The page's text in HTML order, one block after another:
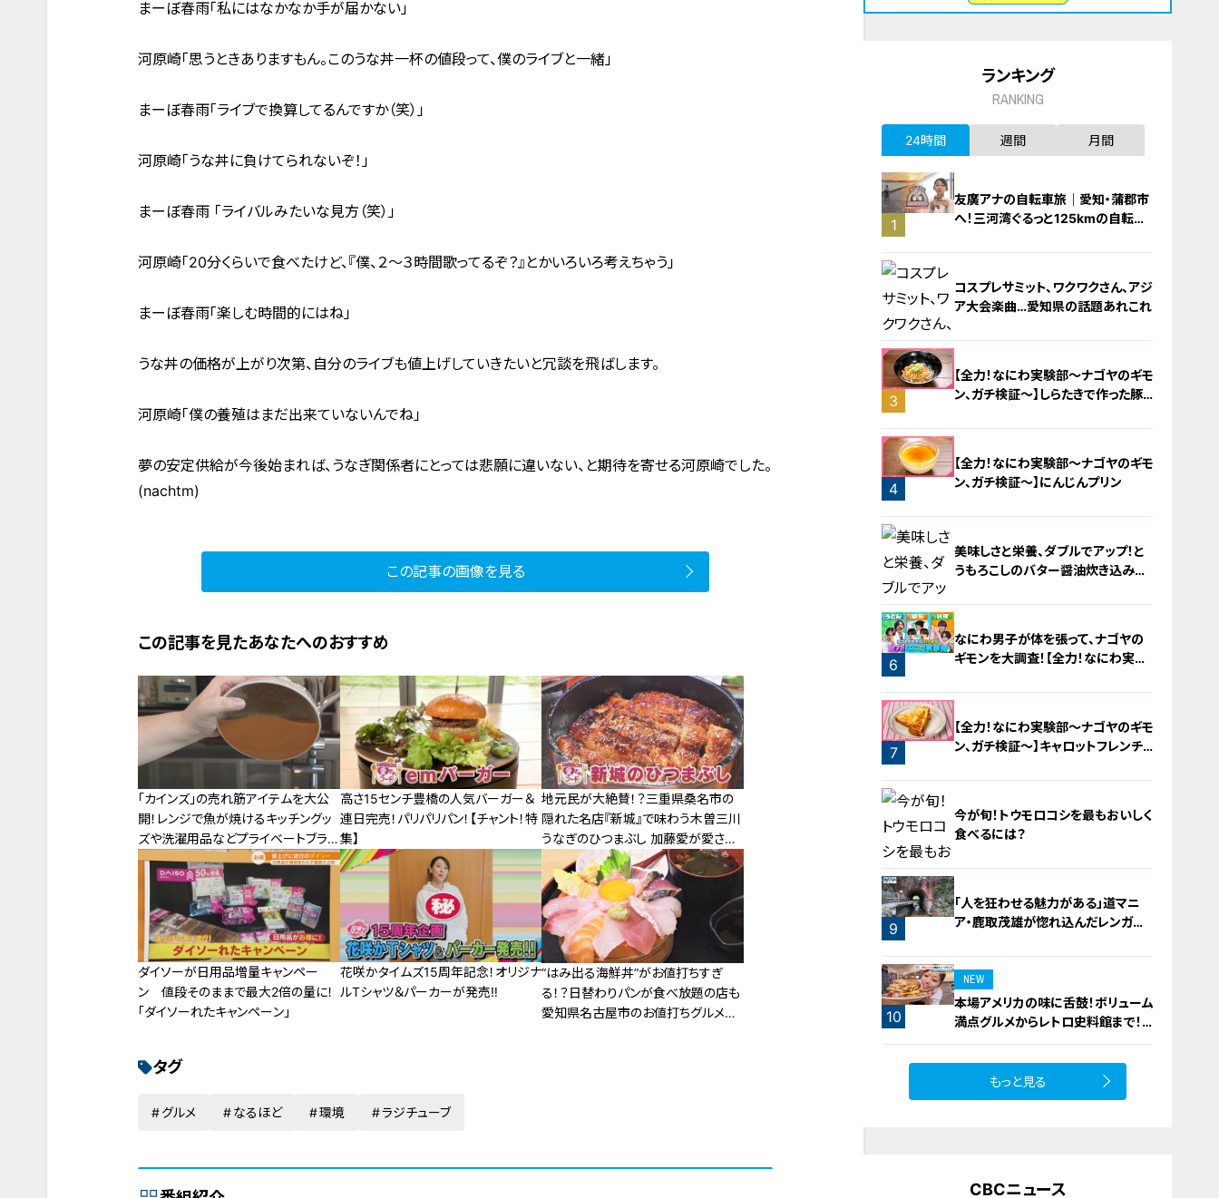
まーぼ春雨「私にはなかなか手が届かない」
河原崎「思うときありますもん。このうな丼一杯の値段って、僕のライブと一緒」
まーぼ春雨「ライブで換算してるんですか（笑）」
河原崎「うな丼に負けてられないぞ！」
まーぼ春雨 「ライバルみたいな見方（笑）」
河原崎「20分くらいで食べたけど、『僕、２～３時間歌ってるぞ？』とかいろいろ考えちゃう」
まーぼ春雨「楽しむ時間的にはね」
うな丼の価格が上がり次第、自分のライブも値上げしていきたいと冗談を飛ばします。
河原崎「僕の養殖はまだ出来ていないんでね」
夢の安定供給が今後始まれば、うなぎ関係者にとっては悲願に違いない、と期待を寄せる河原崎でした。
(nachtm)
この記事の画像を見る
この記事を見たあなたへのおすすめ
「カインズ」の売れ筋アイテムを大公
開！レンジで魚が焼けるキッチングッ
ズや洗濯用品などプライベートブラン
ドが勢ぞろい
高さ15センチ豊橋の人気バーガー＆
連日完売！パリパリパン！【チャント！特
集】
地元民が大絶賛！？三重県桑名市の
隠れた名店『新城』で味わう木曽三川
うなぎのひつまぶし 加藤愛が愛され
フードを徹底調査
ダイソーが日用品増量キャンペー
ン 値段そのままで最大2倍の量に！
「ダイソーれたキャンペーン」
花咲かタイムズ15周年記念！オリジナ
ルTシャツ＆パーカーが発売‼
“はみ出る海鮮丼”がお値打ちすぎ
る！？日替わりパンが食べ放題の店も
愛知県名古屋市のお値打ちグルメを
タグ
グルメ なるほど 環境 ラジチューブ
ランキング
RANKING
24時間 週間 月間
1
友廣アナの自転車旅｜愛知・蒲郡市
へ！三河湾ぐるっと125kmの自転車
2
コスプレサミット、ワクワクさん、アジ
ア大会楽曲…愛知県の話題あれこれ
3
【全力！なにわ実験部～ナゴヤのギモ
ン、ガチ検証～】しらたきで作った豚
4
【全力！なにわ実験部～ナゴヤのギモ
ン、ガチ検証～】にんじんプリン
5
美味しさと栄養、ダブルでアップ！と
うもろこしのバター醤油炊き込みご
6
なにわ男子が体を張って、ナゴヤの
ギモンを大調査！【全力！なにわ実験
7
【全力！なにわ実験部～ナゴヤのギモ
ン、ガチ検証～】キャロットフレンチ
8
今が旬！トウモロコシを最もおいしく
食べるには？
9
「人を狂わせる魅力がある」道マニ
ア・鹿取茂雄が惚れ込んだレンガの
10
NEW
本場アメリカの味に舌鼓！ボリューム
満点グルメからレトロ史料館まで！
愛知・東海市の感動スポット3選
もっと見る
CBCニュース